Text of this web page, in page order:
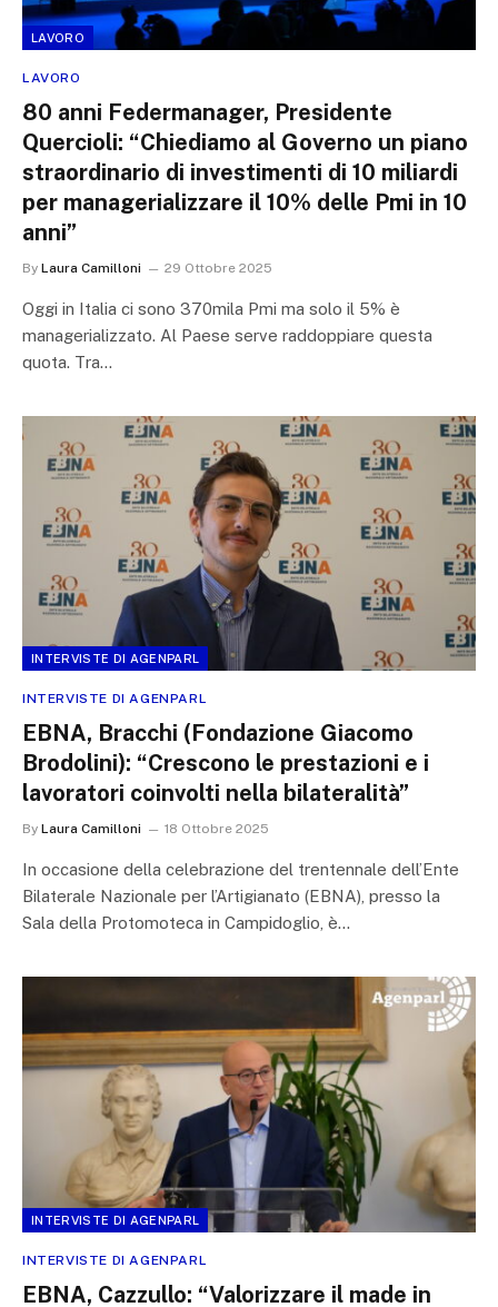
LAVORO
LAVORO
80 anni Federmanager, Presidente
Quercioli: “Chiediamo al Governo un piano
straordinario di investimenti di 10 miliardi
per managerializzare il 10% delle Pmi in 10
anni”
By Laura Camilloni 29 Ottobre 2025
Oggi in Italia ci sono 370mila Pmi ma solo il 5% è
managerializzato. Al Paese serve raddoppiare questa
quota. Tra…
INTERVISTE DI AGENPARL
INTERVISTE DI AGENPARL
EBNA, Bracchi (Fondazione Giacomo
Brodolini): “Crescono le prestazioni e i
lavoratori coinvolti nella bilateralità”
By Laura Camilloni 18 Ottobre 2025
In occasione della celebrazione del trentennale dell’Ente
Bilaterale Nazionale per l’Artigianato (EBNA), presso la
Sala della Protomoteca in Campidoglio, è…
INTERVISTE DI AGENPARL
INTERVISTE DI AGENPARL
EBNA, Cazzullo: “Valorizzare il made in